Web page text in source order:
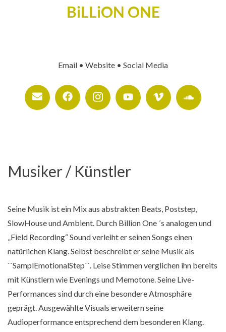
BiLLiON ONE
Email • Website • Social Media
Musiker / Künstler
Seine Musik ist ein Mix aus abstrakten Beats, Poststep,
SlowHouse und Ambient. Durch Billion One ´s analogen und
„Field Recording“ Sound verleiht er seinen Songs einen
natürlichen Klang. Selbst beschreibt er seine Musik als
``SamplEmotionalStep``. Leise Stimmen verglichen ihn bereits
mit Künstlern wie Evenings und Memotone. Seine Live-
Performances sind durch eine besondere Atmosphäre
geprägt. Ausgewählte Visuals erweitern seine
Audioperformance entsprechend dem besonderen Klang.